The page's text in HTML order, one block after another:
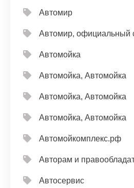
Автомир
Автомир, официальный
Автомойка
Автомойка, Автомойка
Автомойка, Автомойка
Автомойка, Автомойка
Автомойкомплекс.рф
Авторам и
Автосервис